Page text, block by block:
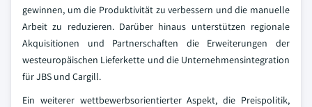
gewinnen, um die Produktivität zu verbessern und die manuelle
Arbeit zu reduzieren. Darüber hinaus unterstützen regionale
Akquisitionen und Partnerschaften die Erweiterungen der
westeuropäischen Lieferkette und die Unternehmensintegration
für JBS und Cargill.
Ein weiterer wettbewerbsorientierter Aspekt, die Preispolitik,